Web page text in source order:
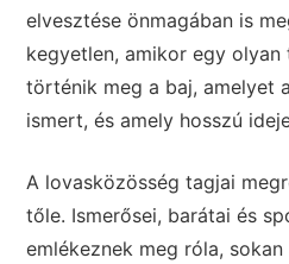
elvesztése önmagában is
kegyetlen, amikor egy
történik meg a baj, amelyet
ismert, és amely hosszú
A lovasközösség tagjai
tőle. Ismerősei, barátai és
emlékeznek meg róla,